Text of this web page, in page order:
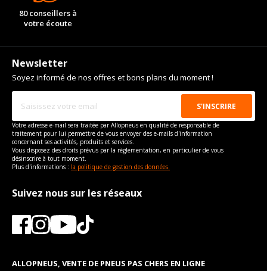
80 conseillers à
votre écoute
Newsletter
Soyez informé de nos offres et bons plans du moment !
Votre adresse e-mail sera traitée par Allopneus en qualité de responsable de
traitement pour lui permettre de vous envoyer des e-mails d'information
concernant ses activités, produits et services.
Vous disposez des droits prévus par la règlementation, en particulier de vous
désinscrire à tout moment.
Plus d'informations : la politique de gestion des données.
Suivez nous sur les réseaux
ALLOPNEUS, VENTE DE PNEUS PAS CHERS EN LIGNE